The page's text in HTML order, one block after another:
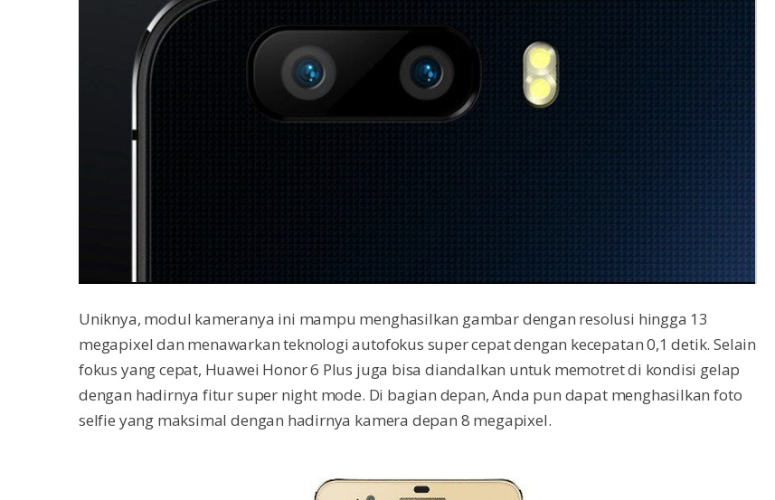
Uniknya, modul kameranya ini mampu menghasilkan gambar dengan resolusi hingga 13
megapixel dan menawarkan teknologi autofokus super cepat dengan kecepatan 0,1 detik. Selain
fokus yang cepat, Huawei Honor 6 Plus juga bisa diandalkan untuk memotret di kondisi gelap
dengan hadirnya fitur super night mode. Di bagian depan, Anda pun dapat menghasilkan foto
selfie yang maksimal dengan hadirnya kamera depan 8 megapixel.